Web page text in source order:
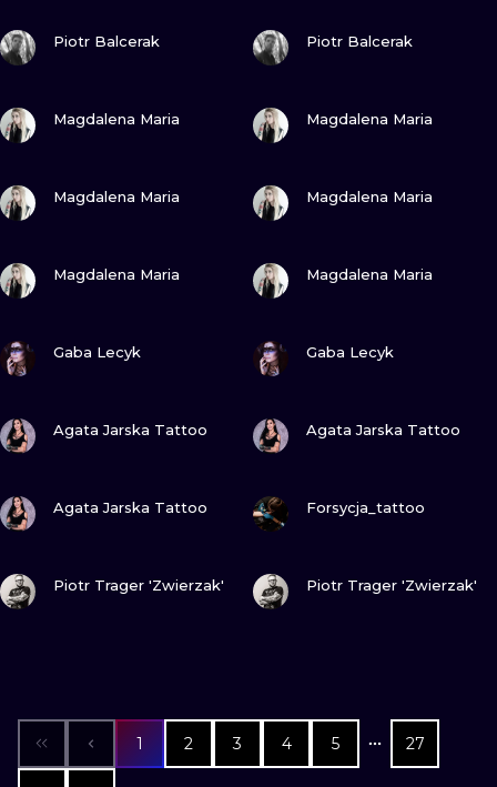
Piotr Balcerak Piotr Balcerak
Magdalena Maria Magdalena Maria
Magdalena Maria Magdalena Maria
Magdalena Maria Magdalena Maria
Gaba Lecyk Gaba Lecyk
Agata Jarska Tattoo Agata Jarska Tattoo
Agata Jarska Tattoo Forsycja_tattoo
Piotr Trager 'Zwierzak' Piotr Trager 'Zwierzak'
1 2 3 4 5 27